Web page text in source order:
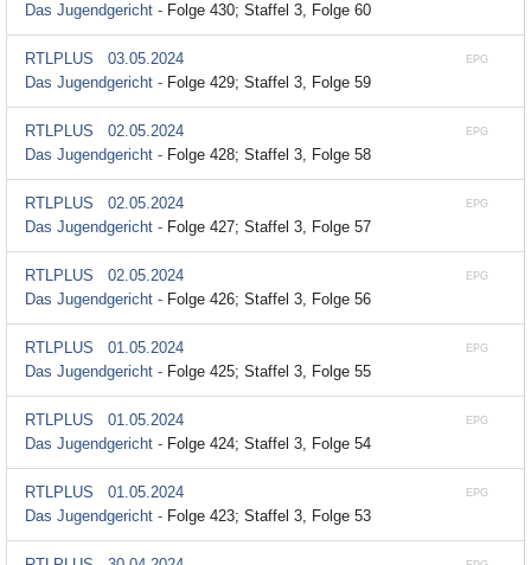
Das Jugendgericht - Folge 430; Staffel 3, Folge 60
EPG
RTLPLUS
03.05.2024
Das Jugendgericht - Folge 429; Staffel 3, Folge 59
EPG
RTLPLUS
02.05.2024
Das Jugendgericht - Folge 428; Staffel 3, Folge 58
EPG
RTLPLUS
02.05.2024
Das Jugendgericht - Folge 427; Staffel 3, Folge 57
EPG
RTLPLUS
02.05.2024
Das Jugendgericht - Folge 426; Staffel 3, Folge 56
EPG
RTLPLUS
01.05.2024
Das Jugendgericht - Folge 425; Staffel 3, Folge 55
EPG
RTLPLUS
01.05.2024
Das Jugendgericht - Folge 424; Staffel 3, Folge 54
EPG
RTLPLUS
01.05.2024
Das Jugendgericht - Folge 423; Staffel 3, Folge 53